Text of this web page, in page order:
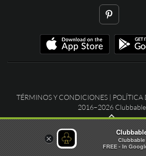
TÉRMINOS Y CONDICIONES| POLÍTICA
2016–2026 Clubbable
×
Clubbable
FREE - In